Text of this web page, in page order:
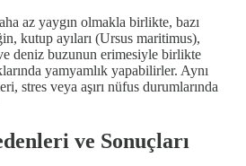
az yaygın olmakla birlikte, bazı
kutup ayıları (Ursus maritimus),
deniz buzunun erimesiyle birlikte
yamyamlık yapabilirler. Aynı
stres veya aşırı nüfus durumlarında
ve Sonuçları